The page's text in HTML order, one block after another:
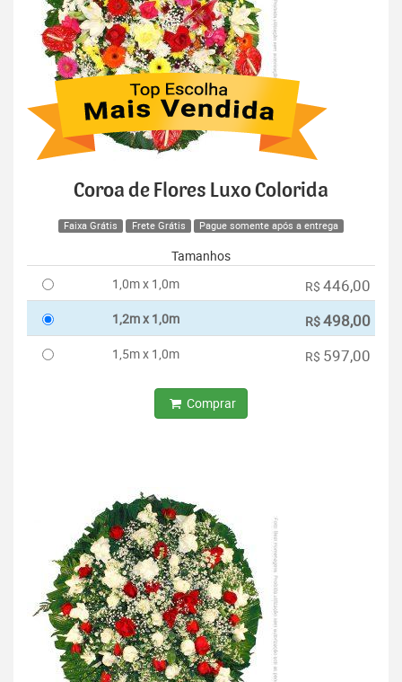
Coroa de Flores Luxo Colorida
Faixa Grátis Frete Grátis Pague somente após a entrega
Tamanhos
1,0m x 1,0m
R$ 446,00
1,2m x 1,0m R$498,00
1,5m x 1,0m R$ 597,00
Comprar